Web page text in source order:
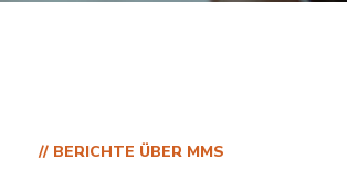
// BERICHTE ÜBER MMS